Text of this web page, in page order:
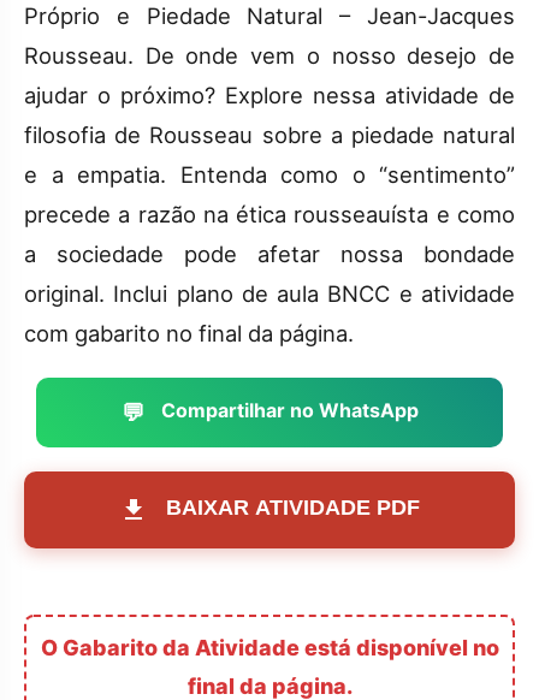
Próprio e Piedade Natural – Jean-Jacques
Rousseau. De onde vem o nosso desejo de
ajudar o próximo? Explore nessa atividade de
filosofia de Rousseau sobre a piedade natural
e a empatia. Entenda como o “sentimento”
precede a razão na ética rousseauísta e como
a sociedade pode afetar nossa bondade
original. Inclui plano de aula BNCC e atividade
com gabarito no final da página.
💬 Compartilhar no WhatsApp
BAIXAR ATIVIDADE PDF
O Gabarito da Atividade está disponível no
final da página.